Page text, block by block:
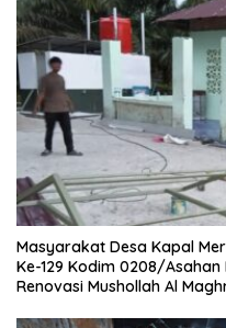
Masyarakat Desa Kapal
Ke-129 Kodim 0208/
Renovasi Mushollah Al